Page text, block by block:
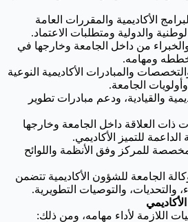
الأكاديمية والمقررات العامة
والدولية ومتطلبات الاعتماد.
من داخل الجامعة وخارجها في
خططه ومهامه.
والمبادرات الأكاديمية النوعية
الجامعة.
والقيادية، ودعم مبادرات تطوير
ذات العلاقة داخل الجامعة وخارجها
للتميز الأكاديمي.
للمركز وفق الأنظمة واللوائح
الجامعة للشؤون الأكاديمية تتضمن
والتحديات، والتوصيات التطويرية.
اللازمة لأداء مهامه، ومن ذلك: